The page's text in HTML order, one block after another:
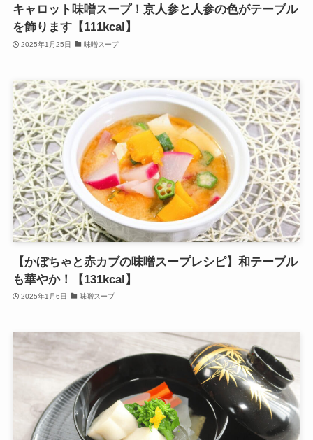
キャロット味噌スープ！京人参と人参の色がテーブル
を飾ります【111kcal】
2025年1月25日 味噌スープ
【かぼちゃと赤カブの味噌スープレシピ】和テーブル
も華やか！【131kcal】
2025年1月6日 味噌スープ